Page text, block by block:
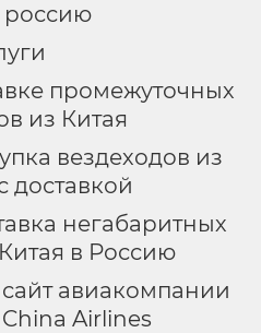
россию
промежуточных
из Китая
вездеходов из
доставкой
негабаритных
в Россию
авиакомпании
Airlines